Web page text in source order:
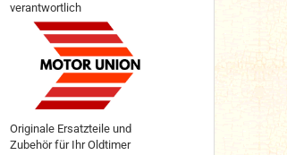
verantwortlich
Originale Ersatzteile und
Zubehör für Ihr Oldtimer